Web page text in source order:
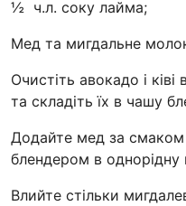
½ ч.л. соку лайма;
Мед та мигдальне
Очистіть авокадо і
та складіть їх в чашу
Додайте мед за смаком
блендером в однорідну
Влийте стільки